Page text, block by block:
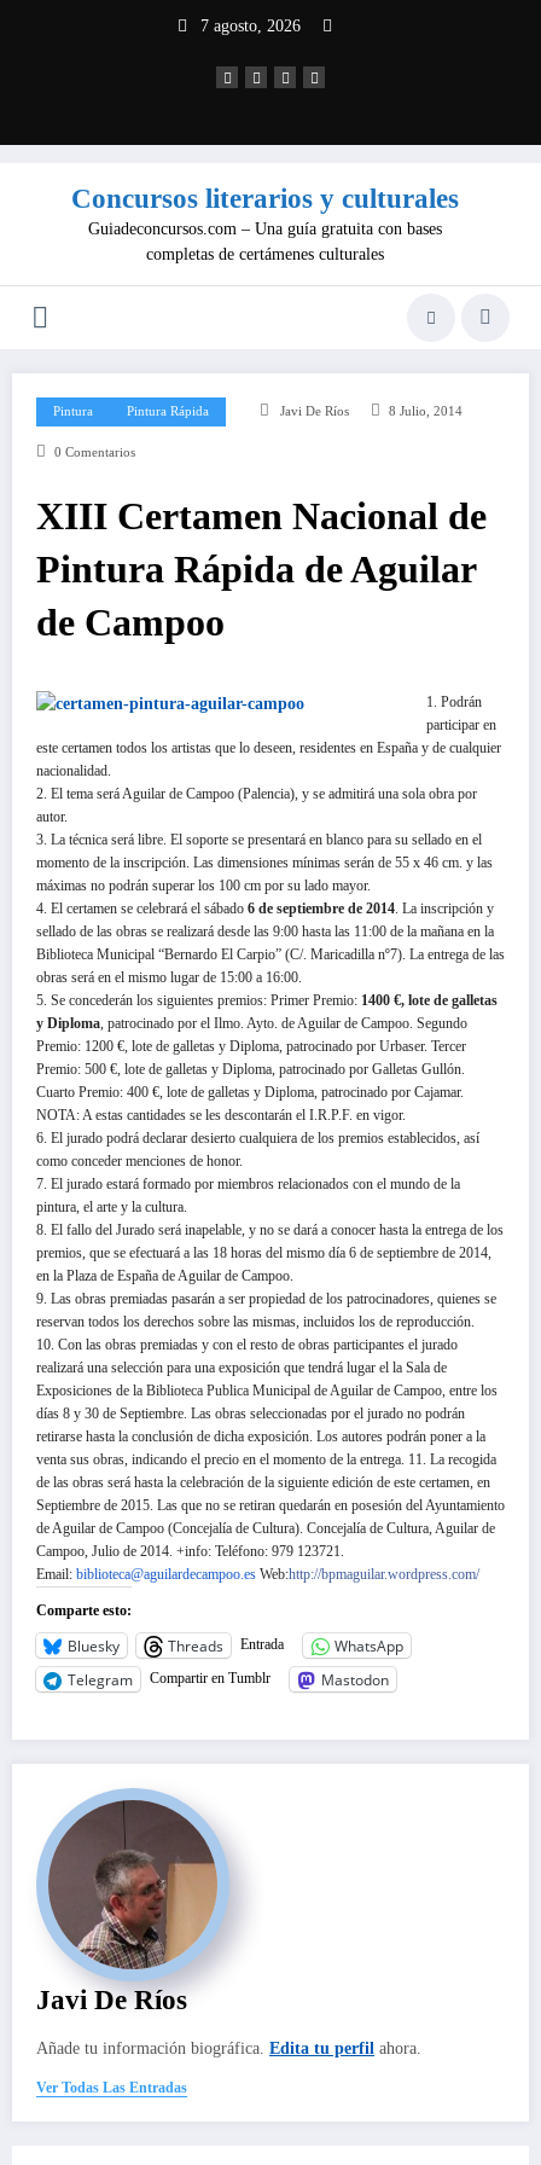
7 agosto, 2026
Concursos literarios y culturales
Guiadeconcursos.com – Una guía gratuita con bases
completas de certámenes culturales
Pintura Pintura Rápida Javi De Ríos 8 Julio, 2014
0 Comentarios
XIII Certamen Nacional de
Pintura Rápida de Aguilar
de Campoo
1. Podrán
participar en
este certamen todos los artistas que lo deseen, residentes en España y de cualquier
nacionalidad.
2. El tema será Aguilar de Campoo (Palencia), y se admitirá una sola obra por
autor.
3. La técnica será libre. El soporte se presentará en blanco para su sellado en el
momento de la inscripción. Las dimensiones mínimas serán de 55 x 46 cm. y las
máximas no podrán superar los 100 cm por su lado mayor.
4. El certamen se celebrará el sábado 6 de septiembre de 2014. La inscripción y
sellado de las obras se realizará desde las 9:00 hasta las 11:00 de la mañana en la
Biblioteca Municipal “Bernardo El Carpio” (C/. Maricadilla nº7). La entrega de las
obras será en el mismo lugar de 15:00 a 16:00.
5. Se concederán los siguientes premios: Primer Premio: 1400 €, lote de galletas
y Diploma, patrocinado por el Ilmo. Ayto. de Aguilar de Campoo. Segundo
Premio: 1200 €, lote de galletas y Diploma, patrocinado por Urbaser. Tercer
Premio: 500 €, lote de galletas y Diploma, patrocinado por Galletas Gullón.
Cuarto Premio: 400 €, lote de galletas y Diploma, patrocinado por Cajamar.
NOTA: A estas cantidades se les descontarán el I.R.P.F. en vigor.
6. El jurado podrá declarar desierto cualquiera de los premios establecidos, así
como conceder menciones de honor.
7. El jurado estará formado por miembros relacionados con el mundo de la
pintura, el arte y la cultura.
8. El fallo del Jurado será inapelable, y no se dará a conocer hasta la entrega de los
premios, que se efectuará a las 18 horas del mismo día 6 de septiembre de 2014,
en la Plaza de España de Aguilar de Campoo.
9. Las obras premiadas pasarán a ser propiedad de los patrocinadores, quienes se
reservan todos los derechos sobre las mismas, incluidos los de reproducción.
10. Con las obras premiadas y con el resto de obras participantes el jurado
realizará una selección para una exposición que tendrá lugar el la Sala de
Exposiciones de la Biblioteca Publica Municipal de Aguilar de Campoo, entre los
días 8 y 30 de Septiembre. Las obras seleccionadas por el jurado no podrán
retirarse hasta la conclusión de dicha exposición. Los autores podrán poner a la
venta sus obras, indicando el precio en el momento de la entrega. 11. La recogida
de las obras será hasta la celebración de la siguiente edición de este certamen, en
Septiembre de 2015. Las que no se retiran quedarán en posesión del Ayuntamiento
de Aguilar de Campoo (Concejalía de Cultura). Concejalía de Cultura, Aguilar de
Campoo, Julio de 2014. +info: Teléfono: 979 123721.
Email: biblioteca@aguilardecampoo.es Web:http://bpmaguilar.wordpress.com/
Comparte esto:
Bluesky Threads Entrada
WhatsApp
Telegram
Compartir en Tumblr Mastodon
Javi De Ríos
Añade tu información biográfica. Edita tu perfil ahora.
Ver Todas Las Entradas